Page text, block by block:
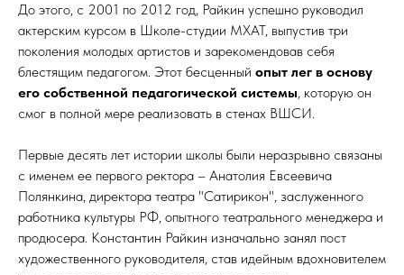
До этого, с 2001 по 2012 год, Райкин успешно руководил
актерским курсом в Школе-студии МХАТ, выпустив три
поколения молодых артистов и зарекомендовав себя
блестящим педагогом. Этот бесценный опыт лег в основу
его собственной педагогической системы, которую он
смог в полной мере реализовать в стенах ВШСИ.
Первые десять лет истории школы были неразрывно связаны
с именем ее первого ректора – Анатолия Евсеевича
Полянкина, директора театра "Сатирикон", заслуженного
работника культуры РФ, опытного театрального менеджера и
продюсера. Константин Райкин изначально занял пост
художественного руководителя, став идейным вдохновителем